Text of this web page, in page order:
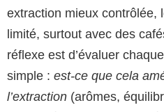
extraction mieux contrôlée,
limité, surtout avec des
réflexe est d’évaluer
simple : est-ce que cela
l’extraction (arômes,